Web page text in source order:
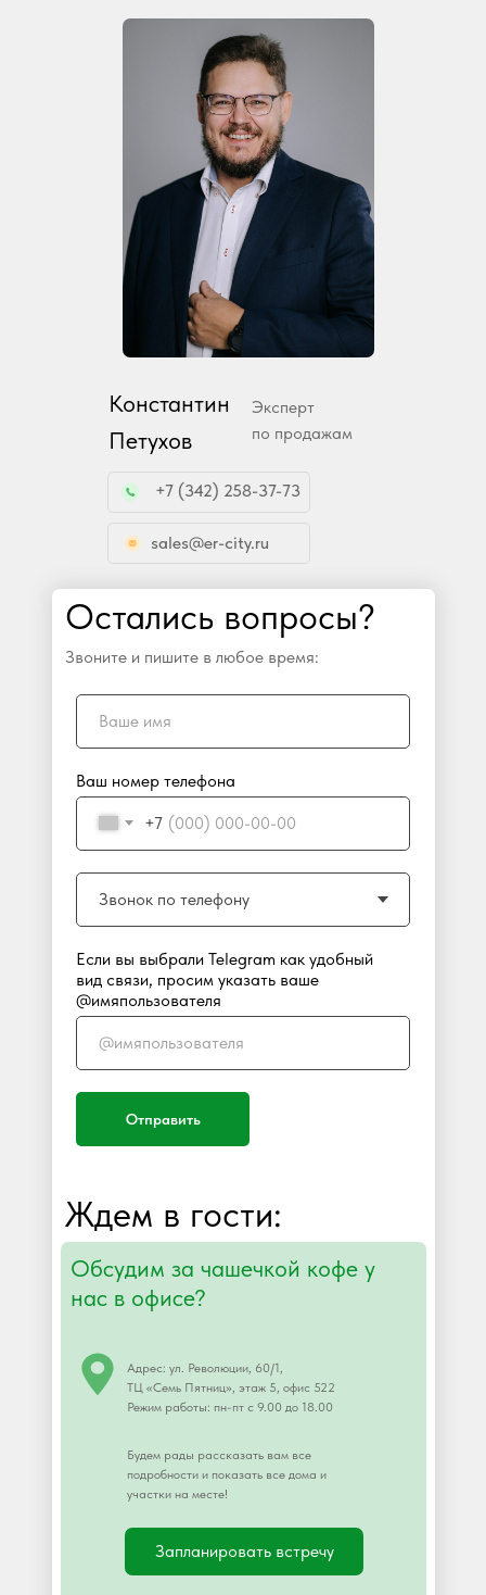
Константин
Петухов
Эксперт
по продажам
Звоните и пишите в любое время:
Запланировать встречу
Обсудим за чашечкой кофе у
нас в офисе?
Будем рады рассказать вам все
подробности и показать все дома и
участки на месте!
sales@er-city.ru
Адрес: ул. Революции, 60/1,
ТЦ «Семь Пятниц», этаж 5, офис 522
Режим работы: пн-пт с 9.00 до 18.00
+7 (342) 258-37-73
Ждем в гости:
Остались вопросы?
Ваш номер телефона
+7
Если вы выбрали Telegram как удобный
вид связи, просим указать ваше
@имяпользователя
Отправить